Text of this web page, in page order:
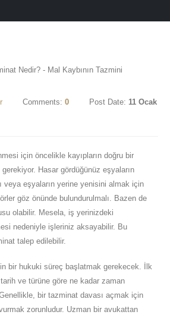
Comments: 0 Post Date: 11 Ocak
için öncelikle kayıpların doğru bir
Hasar gördüğünüz eşyaların
veya eşyaların yerine yenisini almak için
göz önünde bulundurulmalı. Bazen de
olabilir. Mesela, iş yerinizdeki
nedeniyle işleriniz aksayabilir. Bu
talep edilebilir.
bir hukuki süreç başlatmak gerekecek. İlk
tarih ve türüne göre ne kadar zaman
bir tazminat davası açmak için
zorunludur. Uzman bir avukattan